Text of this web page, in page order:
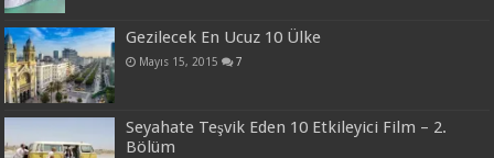
Gezilecek En Ucuz 10 Ülke
Mayıs 15, 2015 7
Seyahate Teşvik Eden 10 Etkileyici Film – 2.
Bölüm